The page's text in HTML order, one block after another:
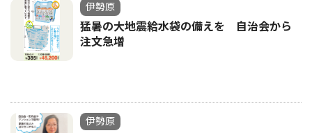
伊勢原
猛暑の大地震給水袋の備えを 自治会から
注文急増
伊勢原